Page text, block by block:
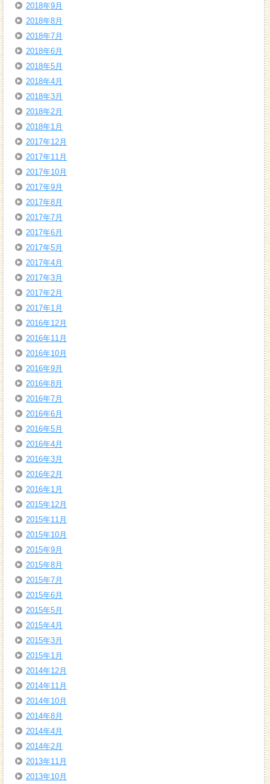
2018年9月
2018年8月
2018年7月
2018年6月
2018年5月
2018年4月
2018年3月
2018年2月
2018年1月
2017年12月
2017年11月
2017年10月
2017年9月
2017年8月
2017年7月
2017年6月
2017年5月
2017年4月
2017年3月
2017年2月
2017年1月
2016年12月
2016年11月
2016年10月
2016年9月
2016年8月
2016年7月
2016年6月
2016年5月
2016年4月
2016年3月
2016年2月
2016年1月
2015年12月
2015年11月
2015年10月
2015年9月
2015年8月
2015年7月
2015年6月
2015年5月
2015年4月
2015年3月
2015年1月
2014年12月
2014年11月
2014年10月
2014年8月
2014年4月
2014年2月
2013年11月
2013年10月